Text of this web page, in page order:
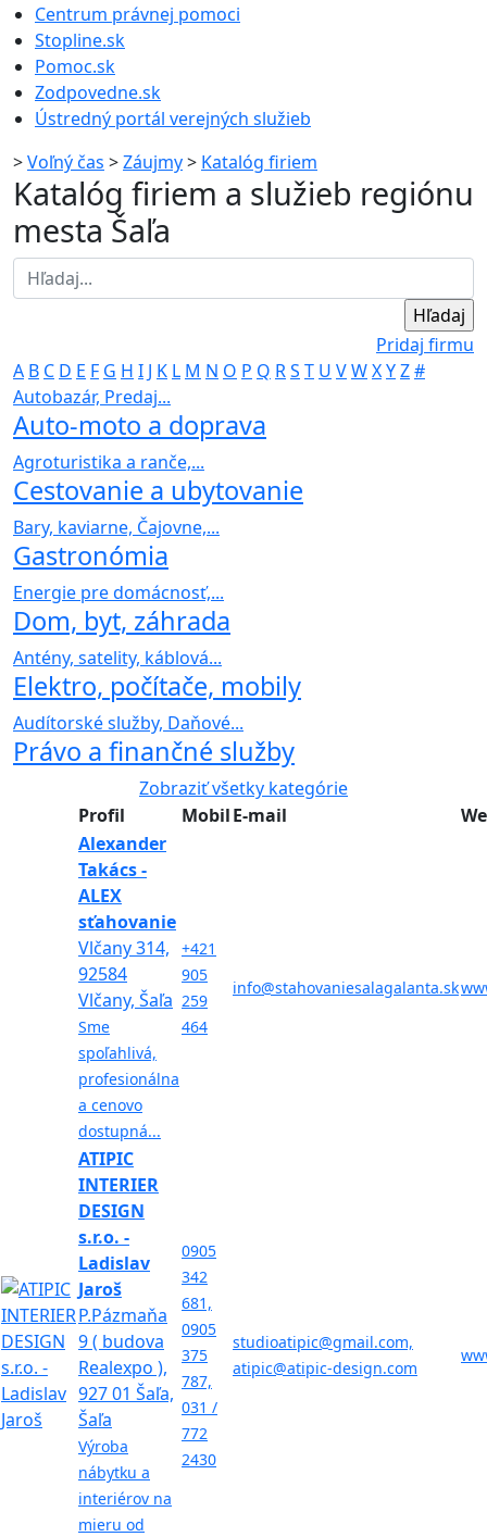
Centrum právnej pomoci
Stopline.sk
Pomoc.sk
Zodpovedne.sk
Ústredný portál verejných služieb
>Voľný čas >Záujmy> Katalóg firiem
Katalóg firiem a služieb regiónu
mesta Šaľa
Pridaj firmu
A B C D E F G H I J K L M N O P Q RS T U VWXYZ#
Autobazár, Predaj...
Auto-moto a doprava
Agroturistika a ranče,...
Cestovanie a ubytovanie
Bary, kaviarne, Čajovne,...
Gastronómia
Energie pre domácnosť,...
Dom, byt, záhrada
Antény, satelity, káblová...
Elektro, počítače, mobily
Audítorské služby, Daňové...
Právo a finančné služby
Zobraziť všetky kategórie
Profil
MobilE-mail
Alexander
Takács -
ALEX
sťahovanie
Vlčany 314,
92584
Vlčany, Šaľa
Sme
spoľahlivá,
profesionálna
a cenovo
dostupná...
+421
905
259
464
info@stahovaniesalagalanta.sk
ATIPIC
INTERIER
DESIGN
s.r.o. -
Ladislav
Jaroš
P.Pázmaňa
9 ( budova
Realexpo ),
927 01 Šaľa,
Šaľa
Výroba
nábytku a
interiérov na
mieru od
0905
342
681,
0905
375
787,
031 /
772
2430
studioatipic@gmail.com,
atipic@atipic-design.com